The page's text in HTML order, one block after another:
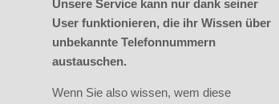
Unsere Service kann nur dank seiner
User funktionieren, die ihr Wissen über
unbekannte Telefonnummern
austauschen.
Wenn Sie also wissen, wem diese